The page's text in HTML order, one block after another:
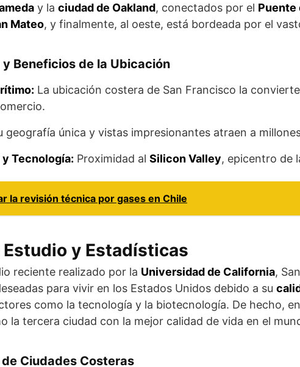
y la ciudad de Oakland, conectados por el Puente
Mateo, y finalmente, al oeste, está bordeada por el
y Beneficios de la Ubicación
La ubicación costera de San Francisco la
geografía única y vistas impresionantes atraen a
Tecnología: Proximidad al Silicon Valley, epicentro de
la revisión técnica por gases en Chile
Estudio y Estadísticas
reciente realizado por la Universidad de California,
para vivir en los Estados Unidos debido a su
como la tecnología y la biotecnología. De hecho,
la tercera ciudad con la mejor calidad de vida en el
Ciudades Costeras